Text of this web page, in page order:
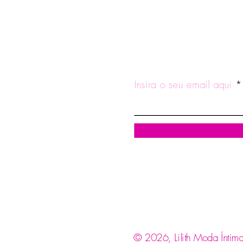
Insira o seu email aqui
© 2026, Lilith Moda